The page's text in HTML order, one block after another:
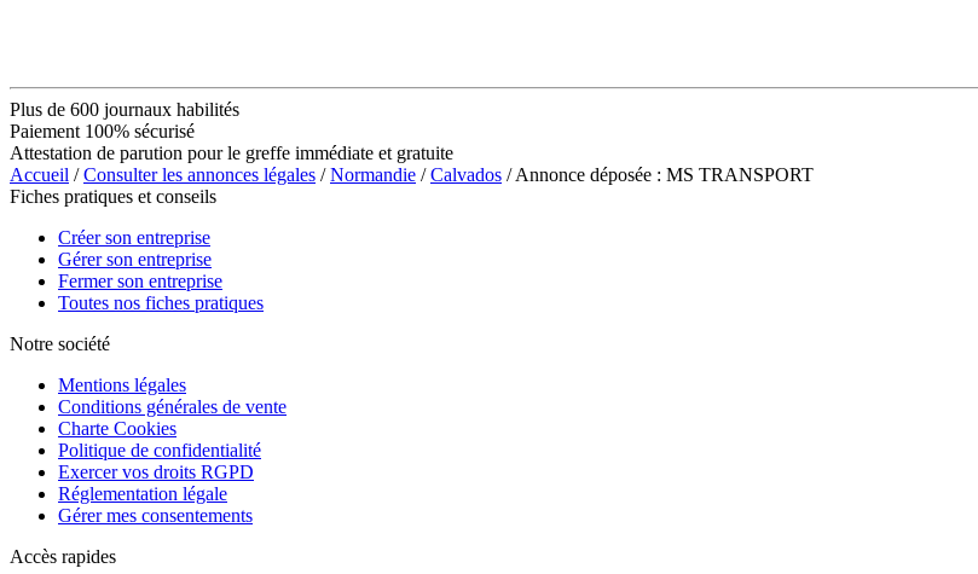
Plus de 600 journaux habilités
Paiement 100% sécurisé
Attestation de parution pour le greffe immédiate et gratuite
Accueil /Consulter les annonces légales /Normandie /Calvados / Annonce déposée : MS TRANSPORT
Fiches pratiques et conseils
Créer son entreprise
Gérer son entreprise
Fermer son entreprise
Toutes nos fiches pratiques
Notre société
Mentions légales
Conditions générales de vente
Charte Cookies
Politique de confidentialité
Exercer vos droits RGPD
Réglementation légale
Gérer mes consentements
Accès rapides